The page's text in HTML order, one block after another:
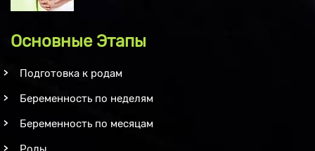
Основные Этапы
Подготовка к родам
Беременность по неделям
Беременность по месяцам